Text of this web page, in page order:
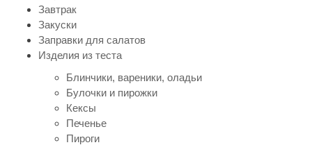
Завтрак
Закуски
Заправки для салатов
Изделия из теста
Блинчики, вареники, оладьи
Булочки и пирожки
Кексы
Печенье
Пироги